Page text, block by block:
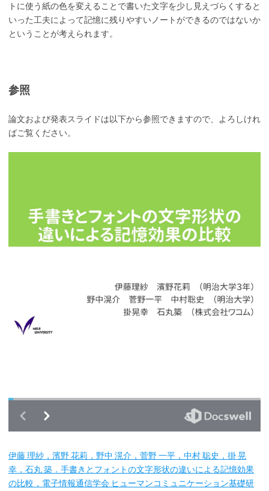
トに使う紙の色を変えることで書いた文字を少し見えづらくすると
いった工夫によって記憶に残りやすいノートができるのではないか
ということが考えられます。
参照
論文および発表スライドは以下から参照できますので、よろしけれ
ばご覧ください。
伊藤 理紗，濱野 花莉，野中 滉介，菅野 一平，中村 聡史，掛 晃
幸，石丸 築．手書きとフォントの文字形状の違いによる記憶効果
の比較，電子情報通信学会 ヒューマンコミュニケーション基礎研